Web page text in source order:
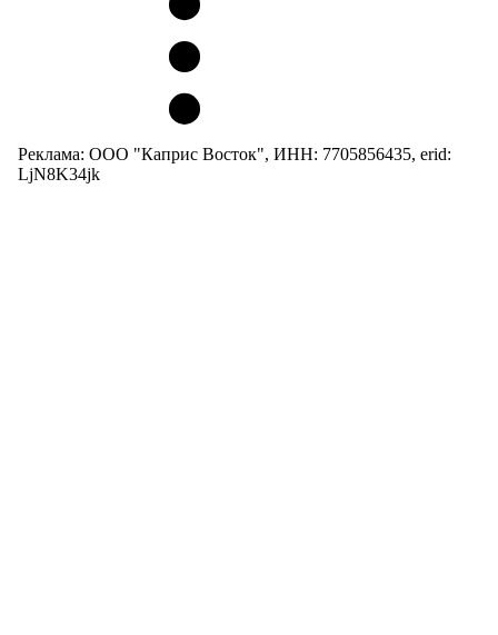
Реклама: ООО "Каприс Восток", ИНН: 7705856435, erid:
LjN8K34jk